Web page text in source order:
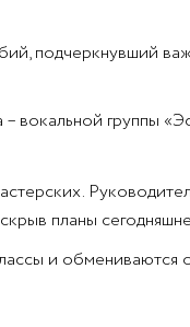
подчеркнувший
вокальной группы
планы
и обмениваются